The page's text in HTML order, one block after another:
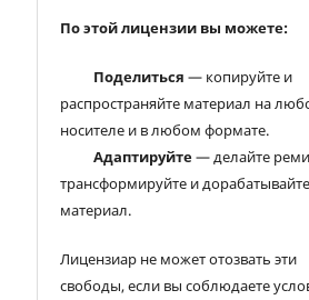
По этой лицензии вы можете:
Поделиться — копируйте и
распространяйте материал на
носителе и в любом формате.
Адаптируйте— делайте
трансформируйте и дорабатывайте
материал.
Лицензиар не может отозвать эти
свободы, если вы соблюдаете